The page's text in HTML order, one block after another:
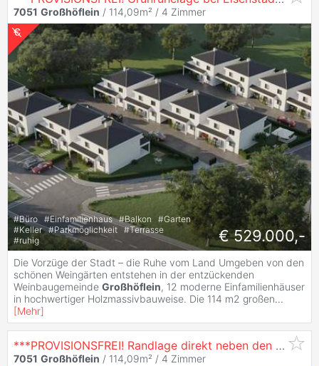
7051 Großhöflein / 114,09m² / 4 Zimmer
#Büro #Einfamilienhaus #Balkon #Garten
#Keller #Parkmöglichkeit #Terrasse
#ruhig € 529.000,-
Die Vorzüge der Stadt – die Ruhe vom Land Umgeben von den
schönen Weingärten entstehen in der entzückenden
Weinbaugemeinde Großhöflein, 12 moderne Einfamilienhäuser
in hochwertiger Holzmassivbauweise. Die 114 m2 großen...
[Mehr]
***PROVISIONSFREI! Randlage direkt neben den Weingärten - MIT KELLER!
7051 Großhöflein / 114,09m² / 4 Zimmer